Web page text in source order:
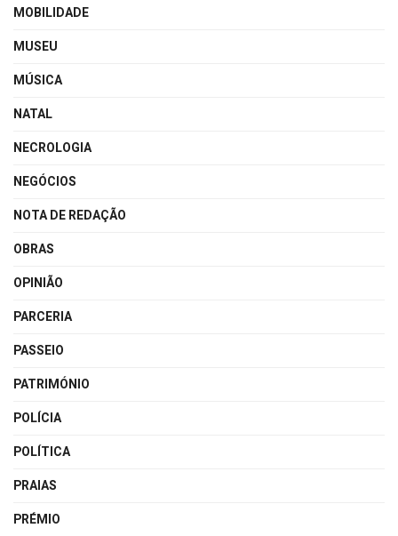
MOBILIDADE
MUSEU
MÚSICA
NATAL
NECROLOGIA
NEGÓCIOS
NOTA DE REDAÇÃO
OBRAS
OPINIÃO
PARCERIA
PASSEIO
PATRIMÓNIO
POLÍCIA
POLÍTICA
PRAIAS
PRÉMIO